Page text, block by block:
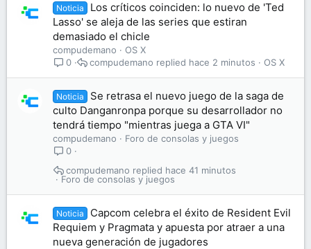
Noticia
Los críticos coinciden: lo nuevo de 'Ted
Lasso' se aleja de las series que estiran
demasiado el chicle
compudemano
OS X
0
OS X
hace 2 minutos
compudemano
Noticia
Se retrasa el nuevo juego de la saga de
culto Danganronpa porque su desarrollador no
tendrá tiempo "mientras juega a GTA VI"
compudemano
Foro de consolas y juegos
0
Foro de consolas y juegos
hace 41 minutos
compudemano
Noticia
Capcom celebra el éxito de Resident Evil
Requiem y Pragmata y apuesta por atraer a una
nueva generación de jugadores